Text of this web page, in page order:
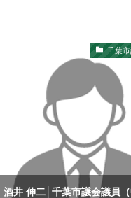
千葉
酒井 伸二│千葉市議会議員